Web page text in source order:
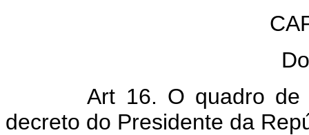
Art 16. O quadro de
decreto do Presidente da